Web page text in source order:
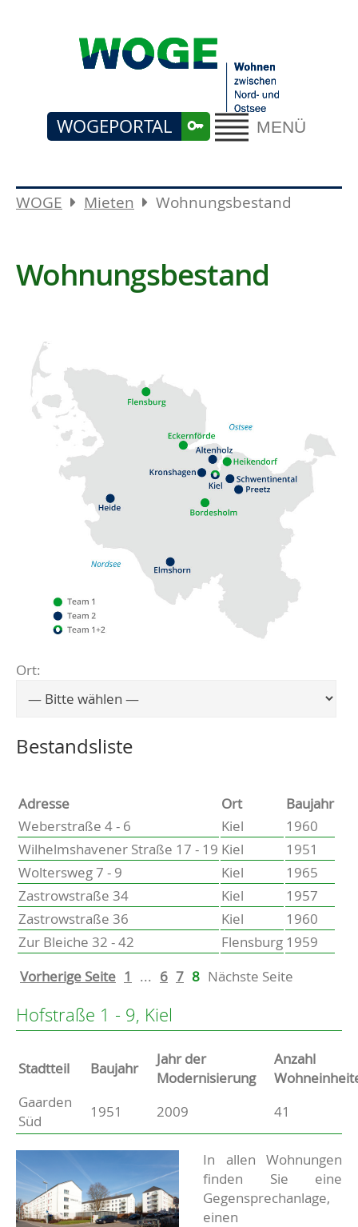
MENÜ
WOGEPORTAL
WOGE Mieten Wohnungsbestand
Wohnungsbestand
Eckernförde
Heikendorf
Kronshagen
Schwentinental
Preetz
Heide
Bordesholm
Elmshorn
Ort:
Wählen Sie einen Ort, um zur entsprechenden Seite
Bestandsliste
Adresse Ort
Baujahr
Weberstraße 4 - 6
Kiel
1960
Wilhelmshavener Straße 17 - 19 Kiel
1951
Woltersweg 7 - 9
Kiel
1965
Zastrowstraße 34
Kiel
1957
Zastrowstraße 36
Kiel
1960
Zur Bleiche 32 - 42
Flensburg 1959
Vorherige Seite 1 ... 6 7 8 Nächste Seite
Hofstraße 1 - 9, Kiel
Stammdaten
Basisdaten zur Immobilie
Stadtteil Baujahr
Jahr der
Modernisierung
Anzahl
Gaarden
Süd
1951 2009 41
Beschreibung
In allen Wohnungen
finden Sie eine
Gegensprechanlage,
einen